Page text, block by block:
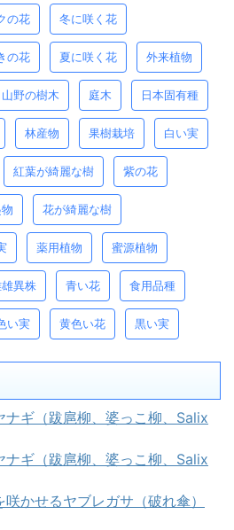
の花 冬に咲く花
の花 夏に咲く花 外来植物
山野の樹木 庭木 日本固有種
林産物 果樹栽培 白い実
紅葉が綺麗な樹 紫の花
花が綺麗な樹
薬用植物 蜜源植物
異株 青い花 食用品種
い実 黄色い花 黒い実
ナギ（跋扈柳、婆っこ柳、Salix
ナギ（跋扈柳、婆っこ柳、Salix
かせるヤブレガサ（破れ傘）